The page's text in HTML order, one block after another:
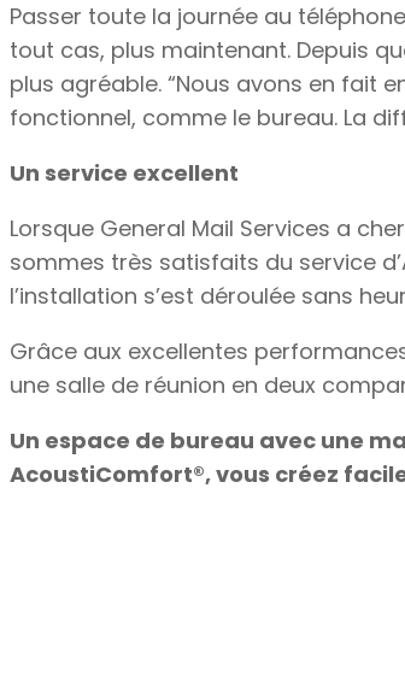
Passer toute la journée au
tout cas, plus maintenant. Depuis
plus agréable. “Nous avons en fait
fonctionnel, comme le bureau. La
Un service excellent
Lorsque General Mail Services a
sommes très satisfaits du service
l’installation s’est déroulée sans
Grâce aux excellentes
une salle de réunion en deux
Un espace de bureau avec une
AcoustiComfort®, vous créez